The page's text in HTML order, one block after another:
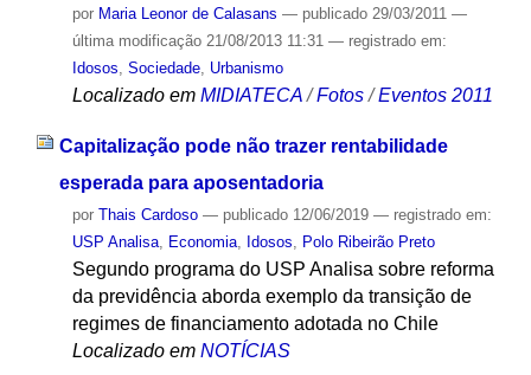
por Maria Leonor de Calasans — publicado29/03/2011 —
última modificação21/08/2013 11:31 — registrado em:
Idosos, Sociedade, Urbanismo
Localizado em MIDIATECA /Fotos /Eventos 2011
Capitalização pode não trazer rentabilidade
esperada para aposentadoria
por Thais Cardoso — publicado12/06/2019 — registrado em:
USP Analisa, Economia, Idosos, Polo Ribeirão Preto
Segundo programa do USP Analisa sobre reforma
da previdência aborda exemplo da transição de
regimes de financiamento adotada no Chile
Localizado em NOTÍCIAS